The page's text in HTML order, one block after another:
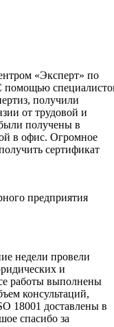
«Эксперт» по
помощью
получили
от трудовой и
получены в
в офис. Огромное
сертификат
предприятия
недели провели
и
работы выполнены
консультаций,
18001 доставлены в
спасибо за